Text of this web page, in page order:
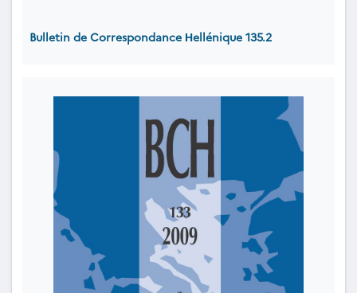
Bulletin de Correspondance Ηellénique 135.2